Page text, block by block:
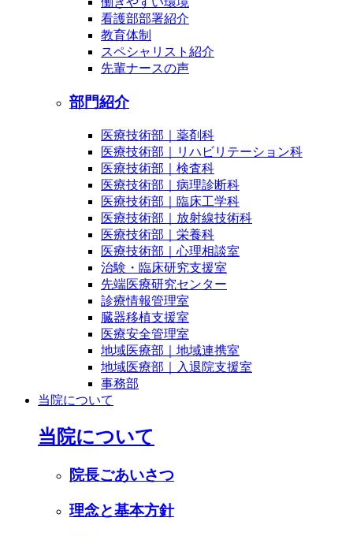
看護部部署紹介
教育体制
スペシャリスト紹介
先輩ナースの声
部門紹介
医療技術部｜薬剤科
医療技術部｜リハビリテーション科
医療技術部｜検査科
医療技術部｜病理診断科
医療技術部｜臨床工学科
医療技術部｜放射線技術科
医療技術部｜栄養科
医療技術部｜心理相談室
治験・臨床研究支援室
先端医療研究センター
診療情報管理室
臓器移植支援室
医療安全管理室
地域医療部｜地域連携室
地域医療部｜入退院支援室
事務部
当院について
当院について
院長ごあいさつ
理念と基本方針